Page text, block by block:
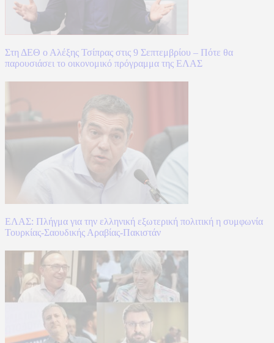
Στη ΔΕΘ ο Αλέξης Τσίπρας στις 9 Σεπτεμβρίου – Πότε θα
παρουσιάσει το οικονομικό πρόγραμμα της ΕΛΑΣ
ΕΛΑΣ: Πλήγμα για την ελληνική εξωτερική πολιτική η συμφωνία
Τουρκίας-Σαουδικής Αραβίας-Πακιστάν